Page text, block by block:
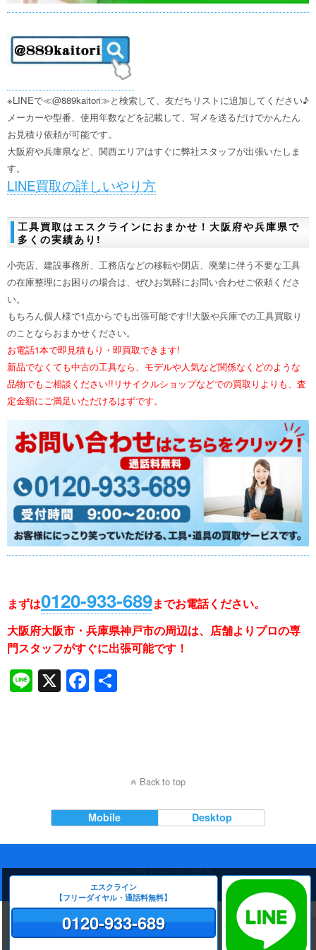
※LINEで≪@889kaitori≫と検索して、友だちリストに追加してください♪
メーカーや型番、使用年数などを記載して、写メを送るだけでかんたん
お見積り依頼が可能です。
大阪府や兵庫県など、関西エリアはすぐに弊社スタッフが出張いたしま
す。
LINE買取の詳しいやり方
工具買取はエスクラインにおまかせ！大阪府や兵庫県で
多くの実績あり!
小売店、建設事務所、工務店などの移転や閉店、廃業に伴う不要な工具
の在庫整理にお困りの場合は、ぜひお気軽にお問い合わせご依頼くださ
い。
もちろん個人様で1点からでも出張可能です!!大阪や兵庫での工具買取り
のことならおまかせください。
お電話1本で即見積もり・即買取できます!
新品でなくても中古の工具なら、モデルや人気など関係なくどのような
品物でもご相談ください!!リサイクルショップなどでの買取りよりも、査
定金額にご満足いただけるはずです。
まずは0120-933-689までお電話ください。
大阪府大阪市・兵庫県神戸市の周辺は、店舗よりプロの専
門スタッフがすぐに出張可能です！
Li X F
o
k
Back to top
Mobile Desktop
ページのトップへ戻る
エスクライン
【フリーダイヤル・通話料無料】
0120-933-689